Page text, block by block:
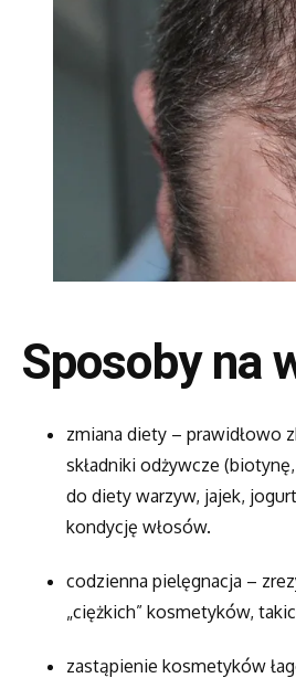
Sposoby na
zmiana diety – prawidłowo
składniki odżywcze
do diety warzyw, jajek,
kondycję włosów.
codzienna pielęgnacja –
„ciężkich” kosmetyków,
zastąpienie kosmetyków